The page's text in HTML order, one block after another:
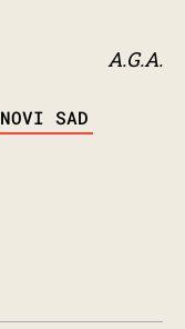
A.G.A.
NOVI SAD